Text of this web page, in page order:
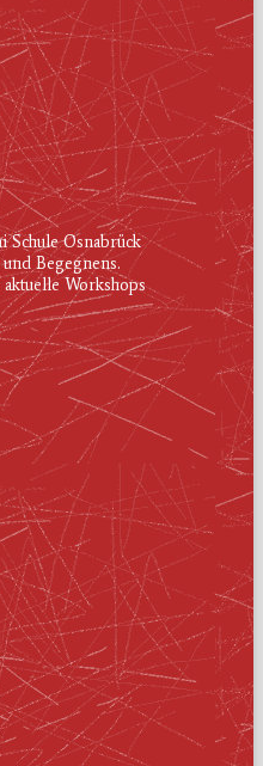
Schule Osnabrück
Begegnens.
Workshops